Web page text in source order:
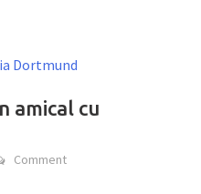
amical cu
Comment